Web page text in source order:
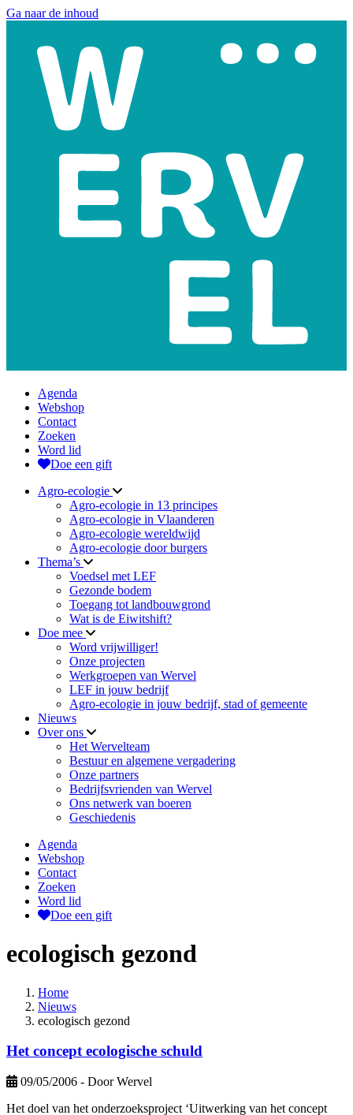
Ga naar de inhoud
Agenda
Webshop
Contact
Zoeken
Word lid
Doe een gift
Agro-ecologie
Agro-ecologie in 13 principes
Agro-ecologie in Vlaanderen
Agro-ecologie wereldwijd
Agro-ecologie door burgers
Thema’s
Voedsel met LEF
Gezonde bodem
Toegang tot landbouwgrond
Wat is de Eiwitshift?
Doe mee
Word vrijwilliger!
Onze projecten
Werkgroepen van Wervel
LEF in jouw bedrijf
Agro-ecologie in jouw bedrijf, stad of gemeente
Nieuws
Over ons
Het Wervelteam
Bestuur en algemene vergadering
Onze partners
Bedrijfsvrienden van Wervel
Ons netwerk van boeren
Geschiedenis
Agenda
Webshop
Contact
Zoeken
Word lid
Doe een gift
ecologisch gezond
Home
Nieuws
ecologisch gezond
Het concept ecologische schuld
09/05/2006 - Door Wervel
Het doel van het onderzoeksproject ‘Uitwerking van het concept